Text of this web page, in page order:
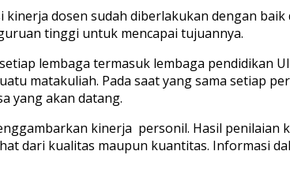
dosen sudah diberlakukan dengan
tinggi untuk mencapai tujuannya.
lembaga termasuk lembaga pendidikan
matakuliah. Pada saat yang sama setiap
yang akan datang.
kinerja personil. Hasil penilaian
dari kualitas maupun kuantitas. Informasi